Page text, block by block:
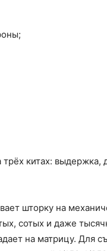
китах: выдержка,
шторку на
сотых и даже
на матрицу. Для